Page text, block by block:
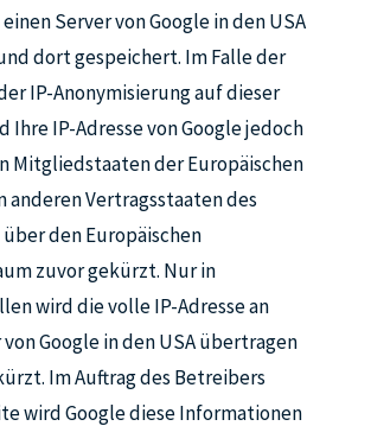
Server von Google in den USA
dort gespeichert. Im Falle der
IP-Anonymisierung auf dieser
Ihre IP-Adresse von Google jedoch
Mitgliedstaaten der Europäischen
anderen Vertragsstaaten des
den Europäischen
zuvor gekürzt. Nur in
wird die volle IP-Adresse an
Google in den USA übertragen
Im Auftrag des Betreibers
wird Google diese Informationen